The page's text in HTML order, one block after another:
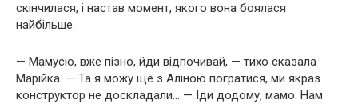
скінчилася, і настав момент, якого вона боялася
найбільше.
— Мамусю, вже пізно, йди відпочивай, — тихо сказала
Марійка. — Та я можу ще з Аліною погратися, ми якраз
конструктор не доскладали… — Іди додому, мамо. Нам